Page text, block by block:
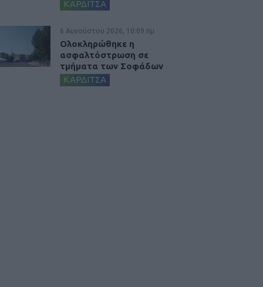
ΚΑΡΔΙΤΣΑ
6 Αυγούστου 2026, 10:09 πμ
Ολοκληρώθηκε η
ασφαλτόστρωση σε
τμήματα των Σοφάδων
ΚΑΡΔΙΤΣΑ